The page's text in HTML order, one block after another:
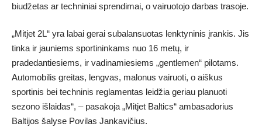
biudžetas ar techniniai sprendimai, o vairuotojo darbas trasoje.
„Mitjet 2L“ yra labai gerai subalansuotas lenktyninis įrankis. Jis
tinka ir jauniems sportininkams nuo 16 metų, ir
pradedantiesiems, ir vadinamiesiems „gentlemen“ pilotams.
Automobilis greitas, lengvas, malonus vairuoti, o aiškus
sportinis bei techninis reglamentas leidžia geriau planuoti
sezono išlaidas“, – pasakoja „Mitjet Baltics“ ambasadorius
Baltijos šalyse Povilas Jankavičius.